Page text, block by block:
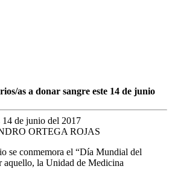
as a donar sangre este 14 de junio
14 de junio del 2017
ORTEGA ROJAS
se conmemora el “Día Mundial del
aquello, la Unidad de Medicina